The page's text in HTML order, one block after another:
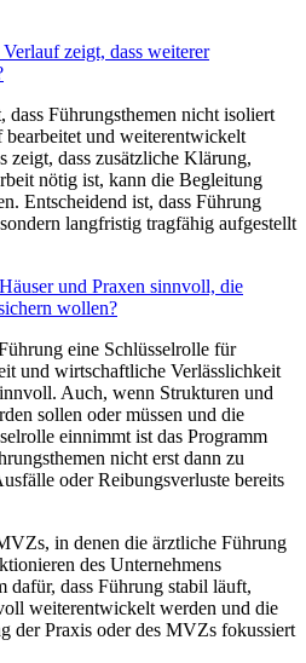
zeigt, dass weiterer
dass Führungsthemen nicht isoliert
bearbeitet und weiterentwickelt
zeigt, dass zusätzliche Klärung,
nötig ist, kann die Begleitung
Entscheidend ist, dass Führung
langfristig tragfähig aufgestellt
und Praxen sinnvoll, die
wollen?
eine Schlüsselrolle für
und wirtschaftliche Verlässlichkeit
Auch, wenn Strukturen und
sollen oder müssen und die
einnimmt ist das Programm
nicht erst dann zu
oder Reibungsverluste bereits
in denen die ärztliche Führung
des Unternehmens
dafür, dass Führung stabil läuft,
weiterentwickelt werden und die
der Praxis oder des MVZs fokussiert